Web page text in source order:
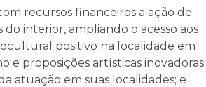
recursos financeiros a ação de
interior, ampliando o acesso aos
positivo na localidade em
e proposições artísticas inovadoras;
atuação em suas localidades; e